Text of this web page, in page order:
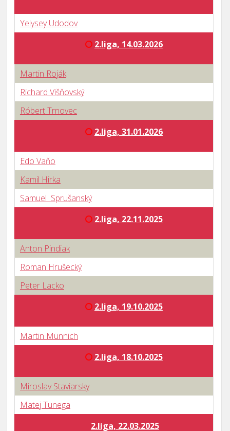
Yelysey Udodov
2.liga, 14.03.2026
Martin Roják
Richard Višňovský
Róbert Trnovec
2.liga, 31.01.2026
Edo Vaňo
Kamil Hirka
Samuel Sprušanský
2.liga, 22.11.2025
Anton Pindiak
Roman Hrušecký
Peter Lacko
2.liga, 19.10.2025
Martin Münnich
2.liga, 18.10.2025
Miroslav Staviarsky
Matej Tunega
2.liga, 22.03.2025